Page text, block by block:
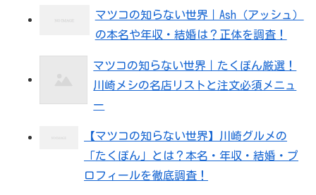
マツコの知らない世界｜Ash（アッシュ）
の本名や年収・結婚は？正体を調査！
マツコの知らない世界｜たくぽん厳選！
川崎メシの名店リストと注文必須メニュ
ー
【マツコの知らない世界】川崎グルメの
「たくぽん」とは？本名・年収・結婚・プ
ロフィールを徹底調査！